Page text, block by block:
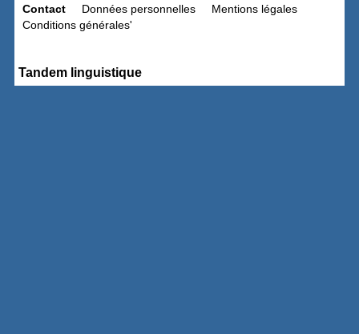
Contact
Données personnelles
Mentions légales
Conditions générales'
Tandem linguistique